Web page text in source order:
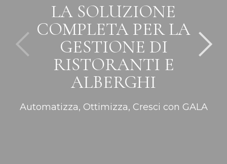
LA SOLUZIONE
COMPLETA PER LA
GESTIONE DI
RISTORANTI E
ALBERGHI
Automatizza, Ottimizza, Cresci con GALA